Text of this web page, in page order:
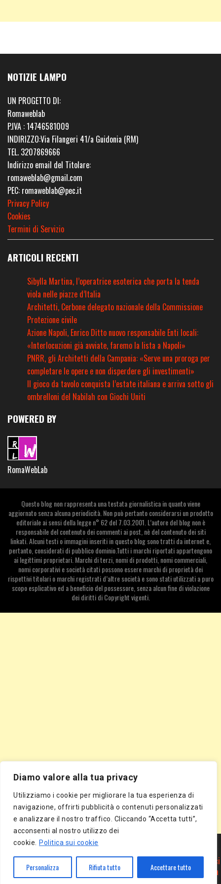
Diamo valore alla tua privacy
Utilizziamo i cookie per migliorare la tua esperienza di
navigazione, offrirti pubblicità o contenuti personalizzati
e analizzare il nostro traffico. Cliccando “Accetta tutti”,
acconsenti al nostro utilizzo dei
cookie.
Politica sui cookie
Personalizza Rifiuta tutto Accettare tutto
NOTIZIE LAMPO
UN PROGETTO DI:
Romaweblab
P.IVA : 14746581009
INDIRIZZO:Via Filangeri 41/a Guidonia (RM)
TEL. 3207869666
Indirizzo email del Titolare:
romaweblab@gmail.com
PEC: romaweblab@pec.it
Privacy Policy
Cookies
Termini di Servizio
ARTICOLI RECENTI
Sibylla Martina, l’operatrice esoterica che porta la tenda
viola nelle piazze d’Italia
Architetti, Cerbone delegato nazionale della Commissione
Protezione civile
Azione Napoli, Enrico Ditto nuovo responsabile Enti locali:
«Interlocuzioni già avviate, faremo la lista a Napoli»
PNRR, gli Architetti della Campania: «Serve una proroga per
completare le opere e non disperdere gli investimenti»
Il gioco da tavolo conquista l’estate italiana e arriva sotto gli
ombrelloni del Nabilah con Giochi Uniti
POWERED BY
RomaWebLab
Questo blog non rappresenta una testata giornalistica in quanto viene
aggiornato senza alcuna periodicità. Non può pertanto considerarsi un prodotto
editoriale ai sensi della legge n° 62 del 7.03.2001. L’autore del blog non è
responsabile del contenuto dei commenti ai post, nè del contenuto dei siti
linkati. Alcuni testi o immagini inseriti in questo blog sono tratti da internet e,
pertanto, considerati di pubblico dominio.Tutti i marchi riportati appartengono
ai legittimi proprietari. Marchi di terzi, nomi di prodotti, nomi commerciali,
nomi corporativi e società citati possono essere marchi di proprietà dei
rispettivi titolari o marchi registrati d’altre società e sono stati utilizzati a puro
scopo esplicativo ed a beneficio del possessore, senza alcun fine di violazione
dei diritti di Copyright vigenti.
Segnala Sito Gratis| Segnala Azienda Gratis
Directory Gratis|Segnala Sito Gratis
Inserisci Azienda Gratis |Directory Gratis| Article Marketing
Inserisci
Articolo Gratis|Pubblica Articolo Gratis
Inserisci Comunicato Stampa